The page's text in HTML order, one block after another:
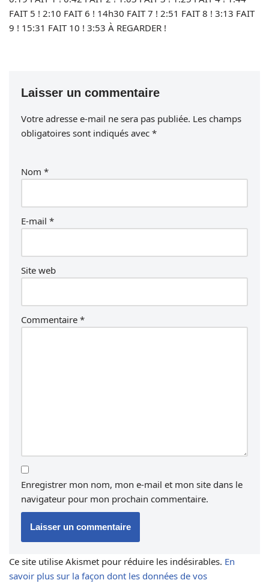
FAIT 5 ! 2:10 FAIT 6 ! 14h30 FAIT 7 ! 2:51 FAIT 8 ! 3:13 FAIT
9 ! 15:31 FAIT 10 ! 3:53 À REGARDER !
Laisser un commentaire
Votre adresse e-mail ne sera pas publiée. Les champs
obligatoires sont indiqués avec *
Nom *
E-mail *
Site web
Commentaire *
Enregistrer mon nom, mon e-mail et mon site dans le
navigateur pour mon prochain commentaire.
Ce site utilise Akismet pour réduire les indésirables. En
savoir plus sur la façon dont les données de vos